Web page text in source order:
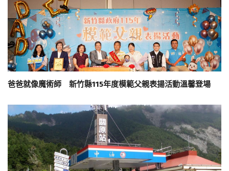
爸爸就像魔術師 新竹縣115年度模範父親表揚活動溫馨登場